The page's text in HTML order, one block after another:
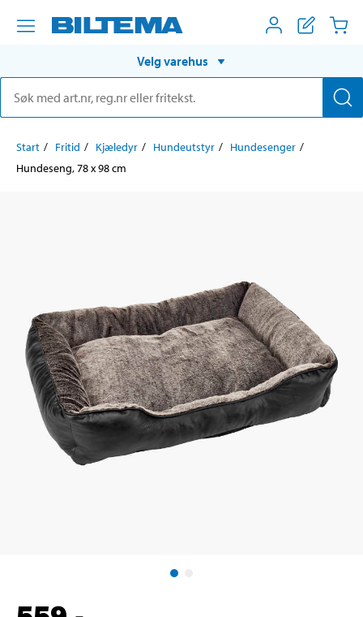
Velg varehus
Start Fritid Kjæledyr Hundeutstyr
Hundesenger
Hundeseng, 78 x 98 cm